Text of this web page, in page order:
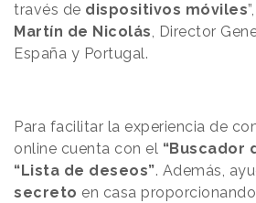
través de dispositivos móviles
Martín de Nicolás, Director
España y Portugal.
Para facilitar la experiencia de
online cuenta con el “Buscador
“Lista de deseos”. Además,
secreto en casa